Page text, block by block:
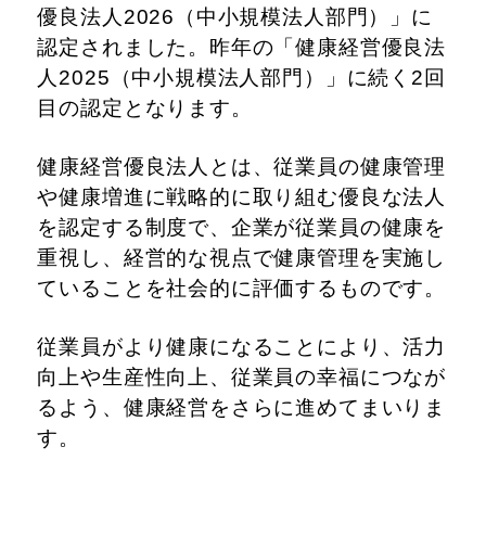
優良法人2026（中小規模法人部門）」に
認定されました。昨年の「健康経営優良法
人2025（中小規模法人部門）」に続く2回
目の認定となります。
健康経営優良法人とは、従業員の健康管理
や健康増進に戦略的に取り組む優良な法人
を認定する制度で、企業が従業員の健康を
重視し、経営的な視点で健康管理を実施し
ていることを社会的に評価するものです。
従業員がより健康になることにより、活力
向上や生産性向上、従業員の幸福につなが
るよう、健康経営をさらに進めてまいりま
す。